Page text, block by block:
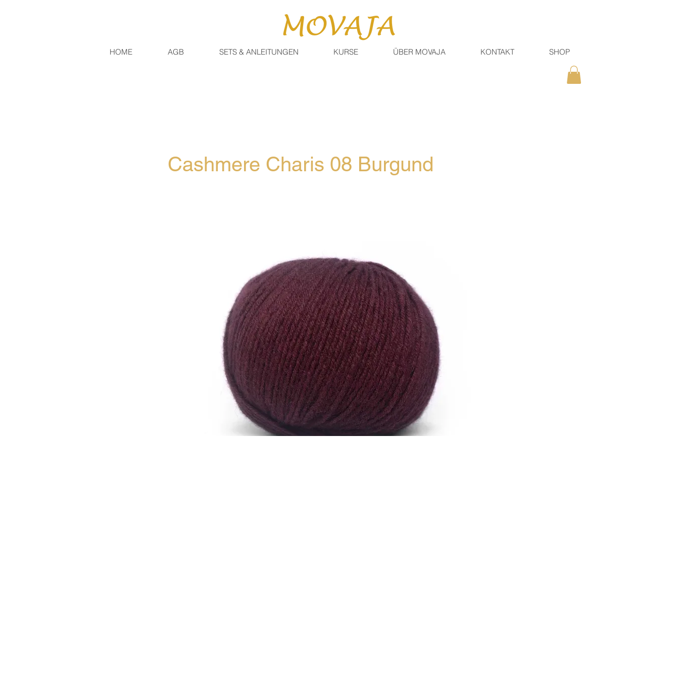
HOME AGB SETS & ANLEITUNGEN KURSE ÜBER MOVAJA KONTAKT SHOP
Cashmere Charis 08 Burgund